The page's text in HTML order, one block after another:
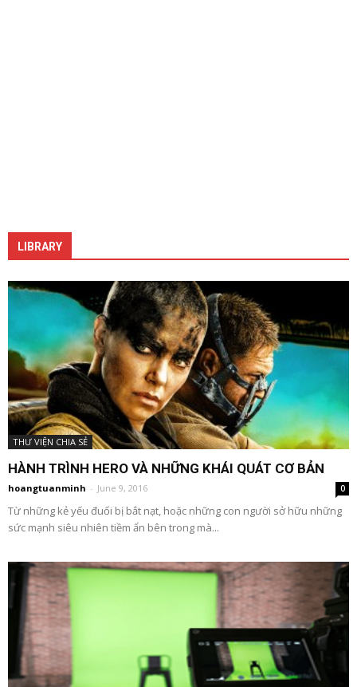
LIBRARY
THƯ VIỆN CHIA SẺ
HÀNH TRÌNH HERO VÀ NHỮNG KHÁI QUÁT CƠ BẢN
hoangtuanminh - June 9, 2016 0
Từ những kẻ yếu đuối bị bắt nạt, hoặc những con người sở hữu những
sức mạnh siêu nhiên tiềm ẩn bên trong mà...